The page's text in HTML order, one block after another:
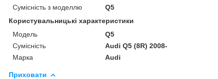
Сумісність з моделлю
Q5
Користувальницькі характеристики
Модель
Q5
Сумісність
Audi Q5 (8R) 2008-
Марка
Audi
Приховати